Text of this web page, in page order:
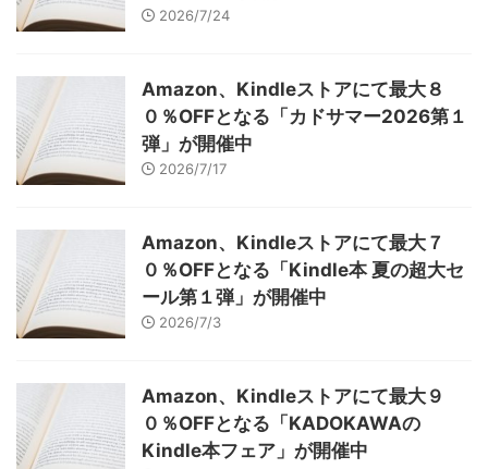
2026/7/24
Amazon、Kindleストアにて最大８
０％OFFとなる「カドサマー2026第１
弾」が開催中
2026/7/17
Amazon、Kindleストアにて最大７
０％OFFとなる「Kindle本 夏の超大セ
ール第１弾」が開催中
2026/7/3
Amazon、Kindleストアにて最大９
０％OFFとなる「KADOKAWAの
Kindle本フェア」が開催中